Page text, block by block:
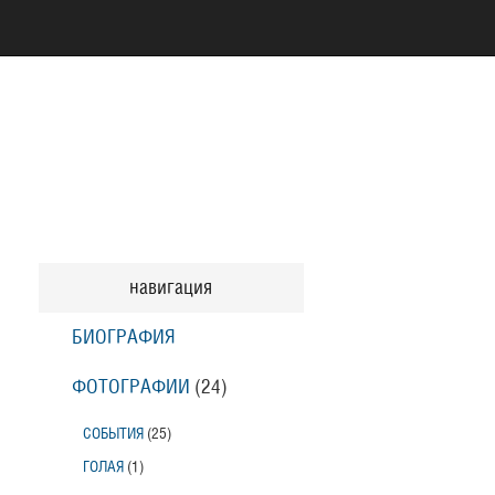
навигация
БИОГРАФИЯ
ФОТОГРАФИИ (24)
СОБЫТИЯ (25)
ГОЛАЯ (1 )